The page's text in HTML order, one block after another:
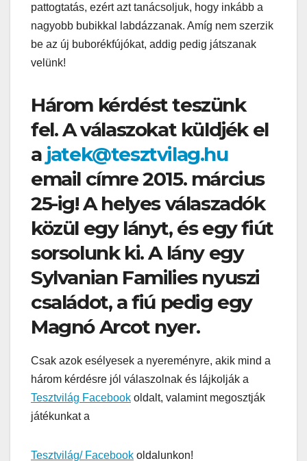
pattogtatás, ezért azt tanácsoljuk, hogy inkább a
nagyobb bubikkal labdázzanak. Amíg nem szerzik
be az új buborékfújókat, addig pedig játszanak
velünk!
Három kérdést teszünk
fel. A válaszokat küldjék el
a jatek@tesztvilag.hu
email címre 2015. március
25-ig! A helyes válaszadók
közül egy lányt, és egy fiút
sorsolunk ki. A lány egy
Sylvanian Families nyuszi
családot, a fiú pedig egy
Magnó Arcot nyer.
Csak azok esélyesek a nyereményre, akik mind a
három kérdésre jól válaszolnak és lájkolják a
Tesztvilág Facebook oldalt, valamint megosztják
játékunkat a
Tesztvilág/ Facebook oldalunkon!